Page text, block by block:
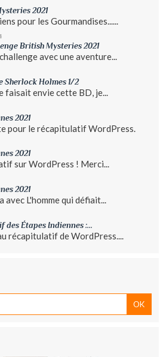
2021
pour les Gourmandises......
British Mysteries 2021
avec une aventure...
Sherlock Holmes 1/2
faisait envie cette BD, je...
2021
pour le récapitulatif WordPress.
2021
sur WordPress ! Merci...
2021
L'homme qui défiait...
Étapes Indiennes :...
récapitulatif de WordPress....